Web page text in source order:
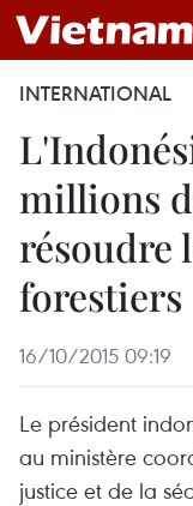
INTERNATIONAL
millions
résoudre
forestiers
16/10/2015 09:19
Le président
au ministère
justice et de la